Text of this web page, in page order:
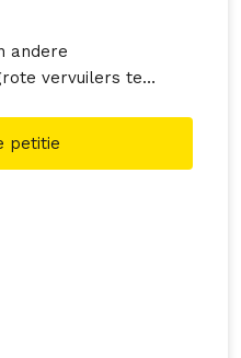
andere
vervuilers te
petitie